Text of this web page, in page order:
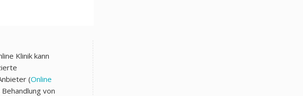
Klinik kann
(Online
von